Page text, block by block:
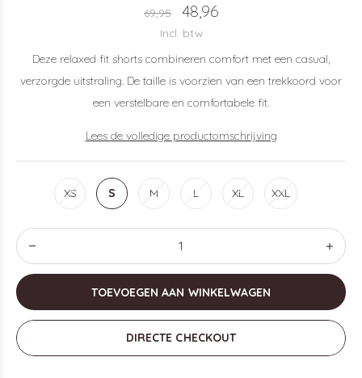
69,95 48,96
Incl. btw
Deze relaxed fit shorts combineren comfort met een casual,
verzorgde uitstraling. De taille is voorzien van een trekkoord voor
een verstelbare en comfortabele fit.
Lees de volledige productomschrijving
XS S M L XL XXL
TOEVOEGEN AAN WINKELWAGEN
DIRECTE CHECKOUT